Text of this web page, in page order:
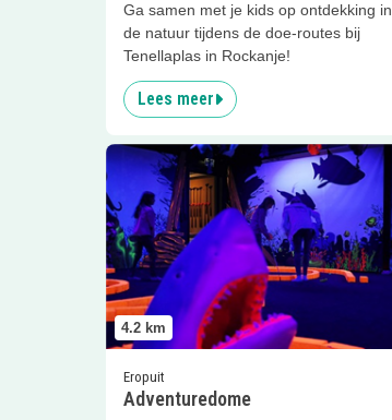
Ga samen met je kids op ontdekking in
de natuur tijdens de doe-routes bij
Tenellaplas in Rockanje!
Lees meer
4.2 km
Eropuit
Adventuredome
Lees meer Adventuredome